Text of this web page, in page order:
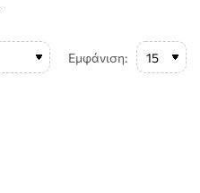
Εμφάνιση: